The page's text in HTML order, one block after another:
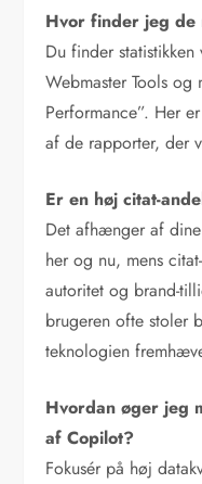
Hvor finder jeg de
Du finder
Webmaster Tools og
Performance”. Her
af de rapporter, der
Er en høj citat-
Det afhænger af
her og nu, mens
autoritet og brand-
brugeren ofte stoler
teknologien
Hvordan øger jeg
af Copilot?
Fokusér på høj